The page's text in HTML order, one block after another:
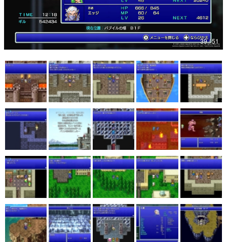
カテゴリ
特集記事
マンガ
女性向け
アプリレビュー
その他
電ファミニコゲーマーとは？
運営：株式会社マレ
39 / 51